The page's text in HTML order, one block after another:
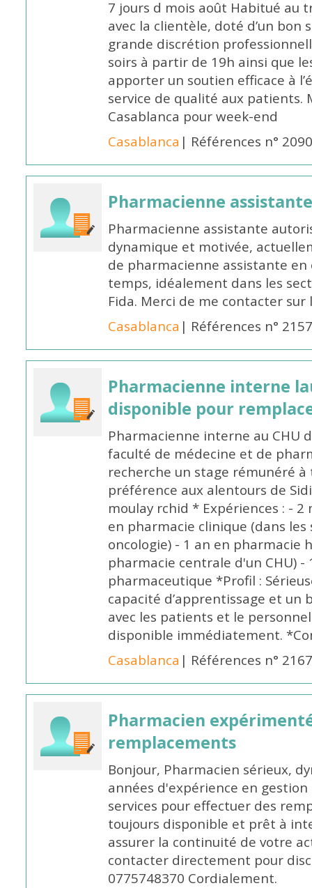
7 jours d mois août Habitué au
avec la clientèle, doté d’un bon
grande discrétion
soirs à partir de 19h ainsi que
apporter un soutien efficace à
service de qualité aux patients.
Casablanca pour week-end
Casablanca | Références n°
Pharmacienne
Pharmacienne assistante
dynamique et motivée,
de pharmacienne assistante en
temps, idéalement dans les
Fida. Merci de me contacter sur
Casablanca | Références n°
Pharmacienne interne
disponible pour
Pharmacienne interne au CHU
faculté de médecine et de
recherche un stage rémunéré
préférence aux alentours de
moulay rchid * Expériences : -
en pharmacie clinique (dans les
oncologie) - 1 an en pharmacie
pharmacie centrale d'un CHU)
pharmaceutique *Profil :
capacité d’apprentissage et un
avec les patients et le
disponible immédiatement.
Casablanca | Références n°
Pharmacien
remplacements
Bonjour, Pharmacien sérieux,
années d'expérience en
services pour effectuer des
toujours disponible et prêt à
assurer la continuité de votre
contacter directement pour
0775748370 Cordialement.